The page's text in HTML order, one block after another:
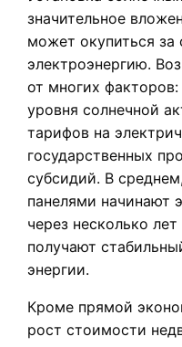
значительное
может окупиться за
электроэнергию.
от многих
уровня солнечной
тарифов на
государственных
субсидий. В
панелями начинают
через несколько
получают
энергии.
Кроме прямой
рост стоимости